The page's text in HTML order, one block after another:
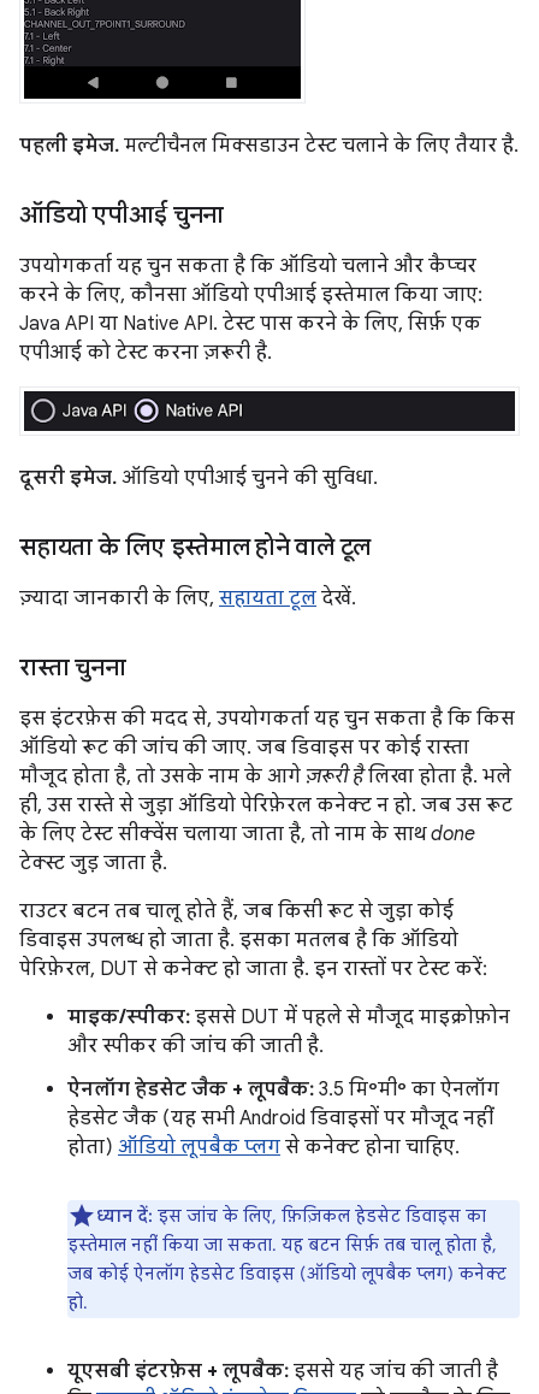
पहली इमेज. मल्टीचैनल मिक्सडाउन टेस्ट चलाने के लिए तैयार है.
ऑडियो एपीआई चुनना
उपयोगकर्ता यह चुन सकता है कि ऑडियो चलाने और कैप्चर
करने के लिए, कौनसा ऑडियो एपीआई इस्तेमाल किया जाए:
Java API या Native API. टेस्ट पास करने के लिए, सिर्फ़ एक
एपीआई को टेस्ट करना ज़रूरी है.
दूसरी इमेज. ऑडियो एपीआई चुनने की सुविधा.
सहायता के लिए इस्तेमाल होने वाले टूल
ज़्यादा जानकारी के लिए, सहायता टूल देखें.
रास्ता चुनना
इस इंटरफ़ेस की मदद से, उपयोगकर्ता यह चुन सकता है कि किस
ऑडियो रूट की जांच की जाए. जब डिवाइस पर कोई रास्ता
मौजूद होता है, तो उसके नाम के आगे ज़रूरी हैलिखा होता है. भले
ही, उस रास्ते से जुड़ा ऑडियो पेरिफ़ेरल कनेक्ट न हो. जब उस रूट
के लिए टेस्ट सीक्वेंस चलाया जाता है, तो नाम के साथdone
टेक्स्ट जुड़ जाता है.
राउटर बटन तब चालू होते हैं, जब किसी रूट से जुड़ा कोई
डिवाइस उपलब्ध हो जाता है. इसका मतलब है कि ऑडियो
पेरिफ़ेरल, DUT से कनेक्ट हो जाता है. इन रास्तों पर टेस्ट करें:
माइक/स्पीकर: इससे DUT में पहले से मौजूद माइक्रोफ़ोन
और स्पीकर की जांच की जाती है.
ऐनलॉग हेडसेट जैक + लूपबैक: 3.5 मि॰मी॰ का ऐनलॉग
हेडसेट जैक (यह सभी Android डिवाइसों पर मौजूद नहीं
होता) ऑडियो लूपबैक प्लग से कनेक्ट होना चाहिए.
ध्यान दें: इस जांच के लिए, फ़िज़िकल हेडसेट डिवाइस का
इस्तेमाल नहीं किया जा सकता. यह बटन सिर्फ़ तब चालू होता है,
जब कोई ऐनलॉग हेडसेट डिवाइस (ऑडियो लूपबैक प्लग) कनेक्ट
हो.
यूएसबी इंटरफ़ेस + लूपबैक: इससे यह जांच की जाती है